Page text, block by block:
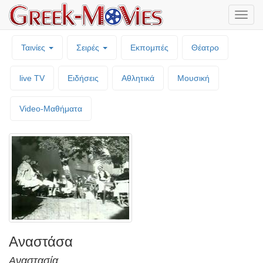
Ταινίες Σειρές Εκπομπές Θέατρο
live TV Ειδήσεις Αθλητικά Μουσική
Video-Mαθήματα
Αναστάσα
Αναστασία